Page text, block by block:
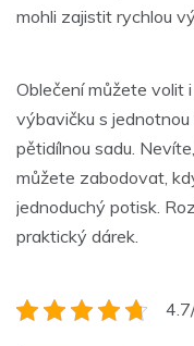
mohli zajistit rychlou
Oblečení můžete volit
výbavičku s
pětidílnou sadu.
můžete zabodovat,
jednoduchý potisk.
praktický dárek.